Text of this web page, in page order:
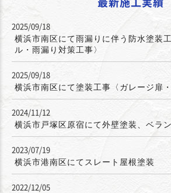
2025/09/18
横浜市南区にて雨漏りに伴う防水塗装
ル・雨漏り対策工事〉
2025/09/18
横浜市南区にて塗装工事〈ガレージ扉
2024/11/12
横浜市戸塚区原宿にて外壁塗装、ベラ
2023/07/19
横浜市港南区にてスレート屋根塗装
2022/12/05